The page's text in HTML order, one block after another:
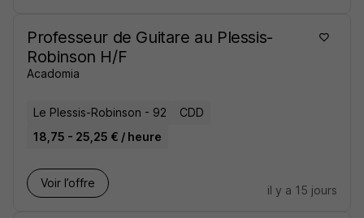
Professeur de Guitare au Plessis-
Robinson H/F
Acadomia
Le Plessis-Robinson - 92
CDD
18,75 - 25,25 € / heure
Voir l’offre
il y a 15 jours